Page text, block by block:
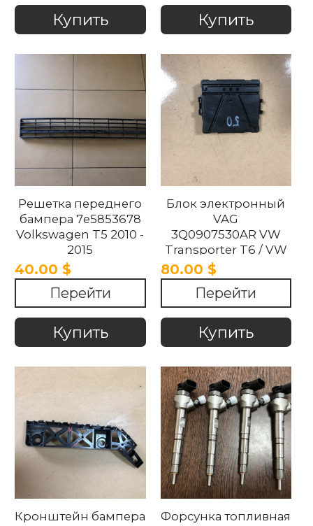
Купить Купить
Решетка переднего
бампера 7e5853678
Volkswagen T5 2010 -
2015
40.00 $
Перейти
Купить
Блок электронный
VAG
3Q0907530AR VW
Transporter T6 / VW
Crafter 2016-2024
80.00 $
Перейти
Купить
Кронштейн бампера
Форсунка топливная